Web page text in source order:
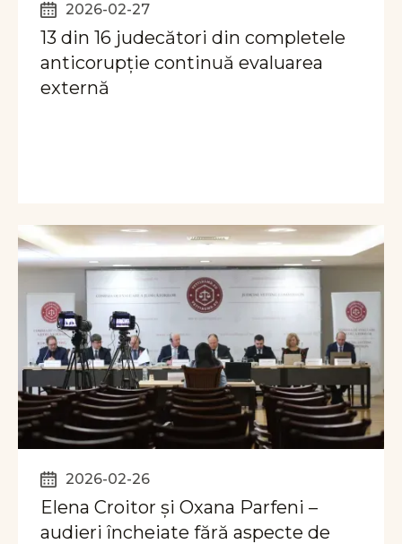
2026-02-27
13 din 16 judecători din completele
anticorupție continuă evaluarea
externă
2026-02-26
Elena Croitor și Oxana Parfeni –
audieri încheiate fără aspecte de